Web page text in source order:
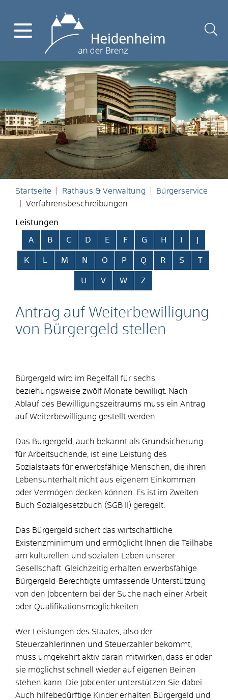
Startseite Rathaus & Verwaltung
Bürgerservice
Verfahrensbeschreibungen
Leistungen
Alphabetisches Register überspringen
A B C D E F G H
K L M N O P Q R S T
U V W Z
Antrag auf Weiterbewilligung
von Bürgergeld stellen
Bürgergeld wird im Regelfall für sechs
beziehungsweise zwölf Monate bewilligt. Nach
Ablauf des Bewilligungszeitraums muss ein Antrag
auf Weiterbewilligung gestellt werden.
Das Bürgergeld, auch bekannt als Grundsicherung
für Arbeitsuchende, ist eine Leistung des
Sozialstaats für erwerbsfähige Menschen, die ihren
Lebensunterhalt nicht aus eigenem Einkommen
oder Vermögen decken können. Es ist im Zweiten
Buch Sozialgesetzbuch (SGB II) geregelt.
Das Bürgergeld sichert das wirtschaftliche
Existenzminimum und ermöglicht Ihnen die Teilhabe
am kulturellen und sozialen Leben unserer
Gesellschaft. Gleichzeitig erhalten erwerbsfähige
Bürgergeld-Berechtigte umfassende Unterstützung
von den Jobcentern bei der Suche nach einer Arbeit
oder Qualifikationsmöglichkeiten.
Wer Leistungen des Staates, also der
Steuerzahlerinnen und Steuerzahler bekommt,
muss umgekehrt aktiv daran mitwirken, dass er oder
sie möglichst schnell wieder auf eigenen Beinen
stehen kann. Die Jobcenter unterstützen Sie dabei.
Auch hilfebedürftige Kinder erhalten Bürgergeld und